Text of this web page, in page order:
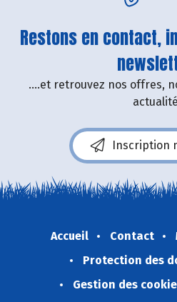
Restons en contact,
....et retrouvez nos offres,
Inscription
Accueil Contact
Protection des
Gestion des